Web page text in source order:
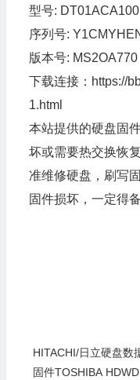
型号: DT01ACA100
序列号:
版本号: MS2OA770
下载连接： https://
1.html
本站提供的硬盘固
坏或需要热交换恢
准维修硬盘，刷写
固件损坏，一定得
HITACHI/日立硬盘数
固件TOSHIBA